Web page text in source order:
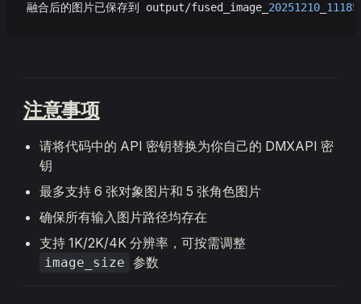
融合后的图片已保存到 output/fused_image_ 20251210
注意事项
请将代码中的 API 密钥替换为你自己的 DMXAPI 密
钥
最多支持 6 张对象图片和 5 张角色图片
确保所有输入图片路径均存在
支持 1K/2K/4K 分辨率，可按需调整
image_size 参数